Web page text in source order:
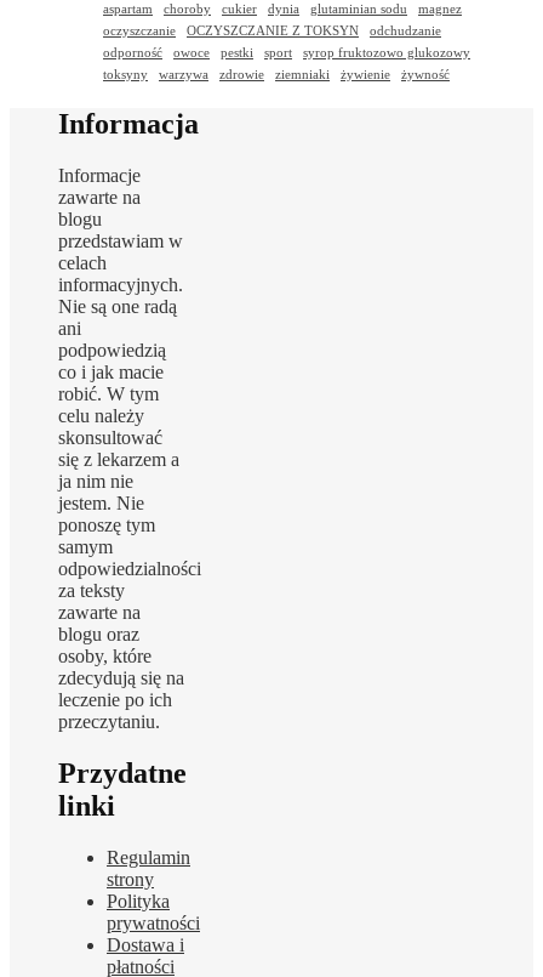
aspartam choroby cukier dynia glutaminian sodu
magnez
oczyszczanie
OCZYSZCZANIE Z TOKSYN
odchudzanie
odporność
owoce pestki sport
syrop fruktozowo glukozowy
toksyny
warzywa zdrowie ziemniaki żywienie żywność
Informacja
Informacje
zawarte na
blogu
przedstawiam w
celach
informacyjnych.
Nie są one radą
ani
podpowiedzią
co i jak macie
robić. W tym
celu należy
skonsultować
się z lekarzem a
ja nim nie
jestem. Nie
ponoszę tym
samym
odpowiedzialności
za teksty
zawarte na
blogu oraz
osoby, które
zdecydują się na
leczenie po ich
przeczytaniu.
Przydatne
linki
Regulamin
strony
Polityka
prywatności
Dostawa i
płatności